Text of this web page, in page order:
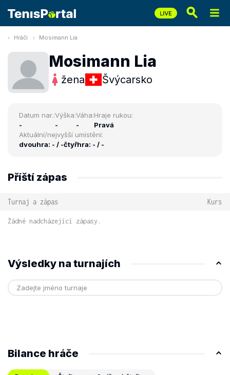
Hráči Mosimann Lia
Mosimann Lia
žena Švýcarsko
Datum nar.:
-
Výška:
-
Váha:
-
Hraje rukou:
Pravá
Aktuální/nejvyšší umístění:
dvouhra: - / -čtyřhra: - / -
Příští zápas
Turnaj a zápas Kurs
Žádné nadcházející zápasy.
Výsledky na turnajích
Bilance hráče